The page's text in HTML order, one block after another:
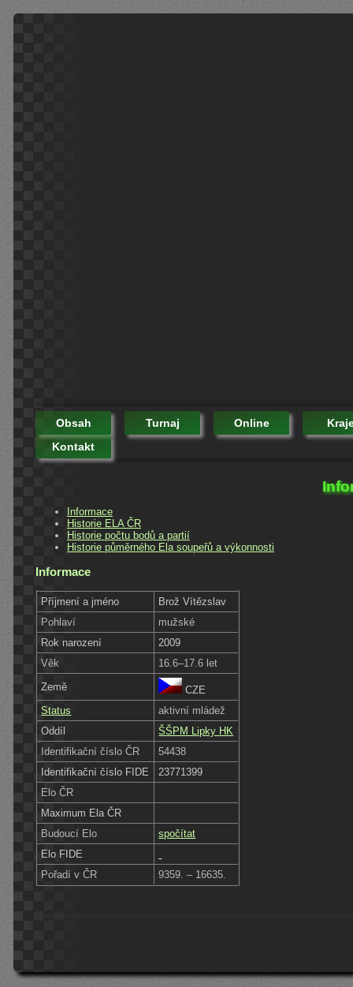
Obsah Turnaj Online
Kontakt
Informace
Historie ELA ČR
Historie počtu bodů a partií
Historie půměrného Ela soupeřů a výkonnosti
Informace
Příjmení a jméno
Brož Vítězslav
Pohlaví
mužské
Rok narození
2009
Věk
16.6–17.6 let
Země
CZE
Status
aktivní mládež
Oddíl
ŠŠPM Lipky HK
Identifikační číslo ČR
54438
Identifikační číslo FIDE
23771399
Elo ČR
Maximum Ela ČR
Budoucí Elo
spočítat
Elo FIDE
Pořadí v ČR
9359. – 16635.